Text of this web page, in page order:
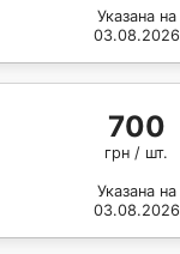
Указана на
03.08.2026
700
грн / шт.
Указана на
03.08.2026